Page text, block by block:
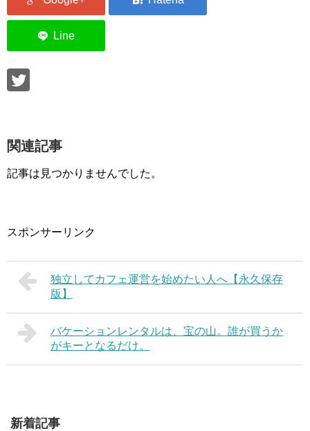
関連記事
記事は見つかりませんでした。
スポンサーリンク
独立してカフェ運営を始めたい人へ【永久保存
版】
バケーションレンタルは、宝の山。誰が買うか
がキーとなるだけ。
新着記事